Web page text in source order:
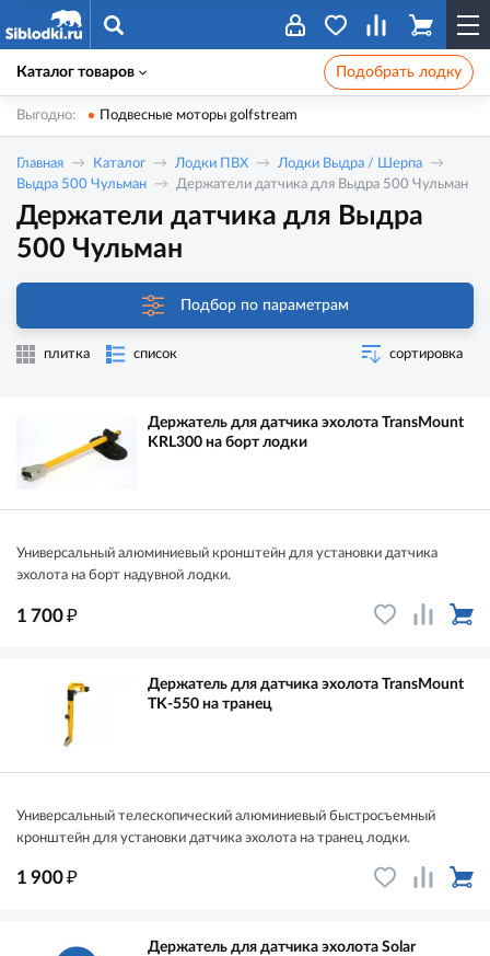
Каталог товаров Подобрать лодку
Выгодно: Подвесные моторы golfstream
Главная Каталог Лодки ПВХ
Лодки Выдра / Шерпа
Выдра 500 Чульман
Держатели датчика для Выдра 500 Чульман
Держатели датчика для Выдра
500 Чульман
Подбор по параметрам
плитка список сортировка
Держатель для датчика эхолота TransMount
KRL300 на борт лодки
Универсальный алюминиевый кронштейн для установки датчика
эхолота на борт надувной лодки.
1 700₽
Держатель для датчика эхолота TransMount
TK-550 на транец
Универсальный телескопический алюминиевый быстросъемный
кронштейн для установки датчика эхолота на транец лодки.
1 900₽
Держатель для датчика эхолота Solar